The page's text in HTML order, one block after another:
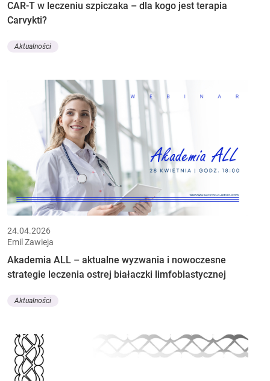
CAR-T w leczeniu szpiczaka – dla kogo jest terapia
Carvykti?
Aktualności
24.04.2026
Emil Zawieja
Akademia ALL – aktualne wyzwania i nowoczesne
strategie leczenia ostrej białaczki limfoblastycznej
Aktualności